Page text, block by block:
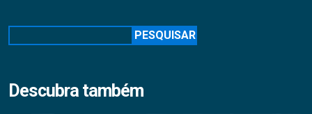
PESQUISAR
Descubra também